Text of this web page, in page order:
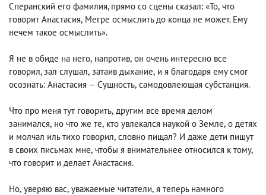
Сперанский его фамилия, прямо со сцены сказал: «То, что
говорит Анастасия, Мегре осмыслить до конца не может. Ему
нечем такое осмыслить».
Я не в обиде на него, напротив, он очень интересно все
говорил, зал слушал, затаив дыхание, и я благодаря ему смог
осознать: Анастасия — Сущность, самодовлеющая субстанция.
Что про меня тут говорить, другим все время делом
занимался, но что же те, кто увлекался наукой о Земле, о детях
и молчал иль тихо говорил, словно пищал? И даже дети пишут
в своих письмах мне, чтобы я внимательнее относился к тому,
что говорит и делает Анастасия.
Но, уверяю вас, уважаемые читатели, я теперь намного